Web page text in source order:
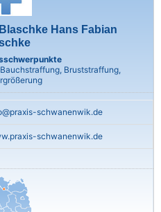
Hans Fabian
Bruststraffung,
schwanenwik.de
schwanenwik.de